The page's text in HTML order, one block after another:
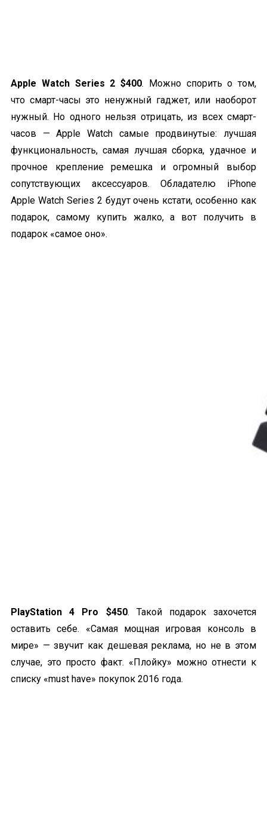
Apple Watch Series 2 $400. Можно спорить о том,
что смарт-часы это ненужный гаджет, или наоборот
нужный. Но одного нельзя отрицать, из всех смарт-
часов — Apple Watch самые продвинутые: лучшая
функциональность, самая лучшая сборка, удачное и
прочное крепление ремешка и огромный выбор
сопутствующих аксессуаров. Обладателю iPhone
Apple Watch Series 2 будут очень кстати, особенно как
подарок, самому купить жалко, а вот получить в
подарок «самое оно».
PlayStation 4 Pro $450. Такой подарок захочется
оставить себе. «Самая мощная игровая консоль в
мире» — звучит как дешевая реклама, но не в этом
случае, это просто факт. «Плойку» можно отнести к
списку «must have» покупок 2016 года.